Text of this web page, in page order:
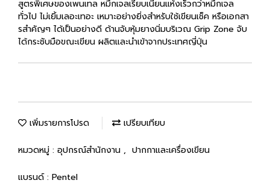
สูตรพิเศษของเพนเทล หมึกเจลเรียบเนียนแห้งเร็วกว่าหมึกเจล
ทั่วไป ไม่เยิ้มเลอะเทอะ เหมาะอย่างยิ่งสำหรับใช้เขียนเช็ค หรือเอกสา
รสำคัญๆ ได้เป็นอย่างดี ด้านจับหุ้มยางนิ่มบริเวณ Grip Zone จับ
ได้กระชับมือขณะเขียน ผลิตและนำเข้าจากประเทศญี่ปุ่น
เพิ่มรายการโปรด เปรียบเทียบ
หมวดหมู่ : อุปกรณ์สำนักงาน , ปากกาและเครื่องเขียน
แบรนด์ : Pentel